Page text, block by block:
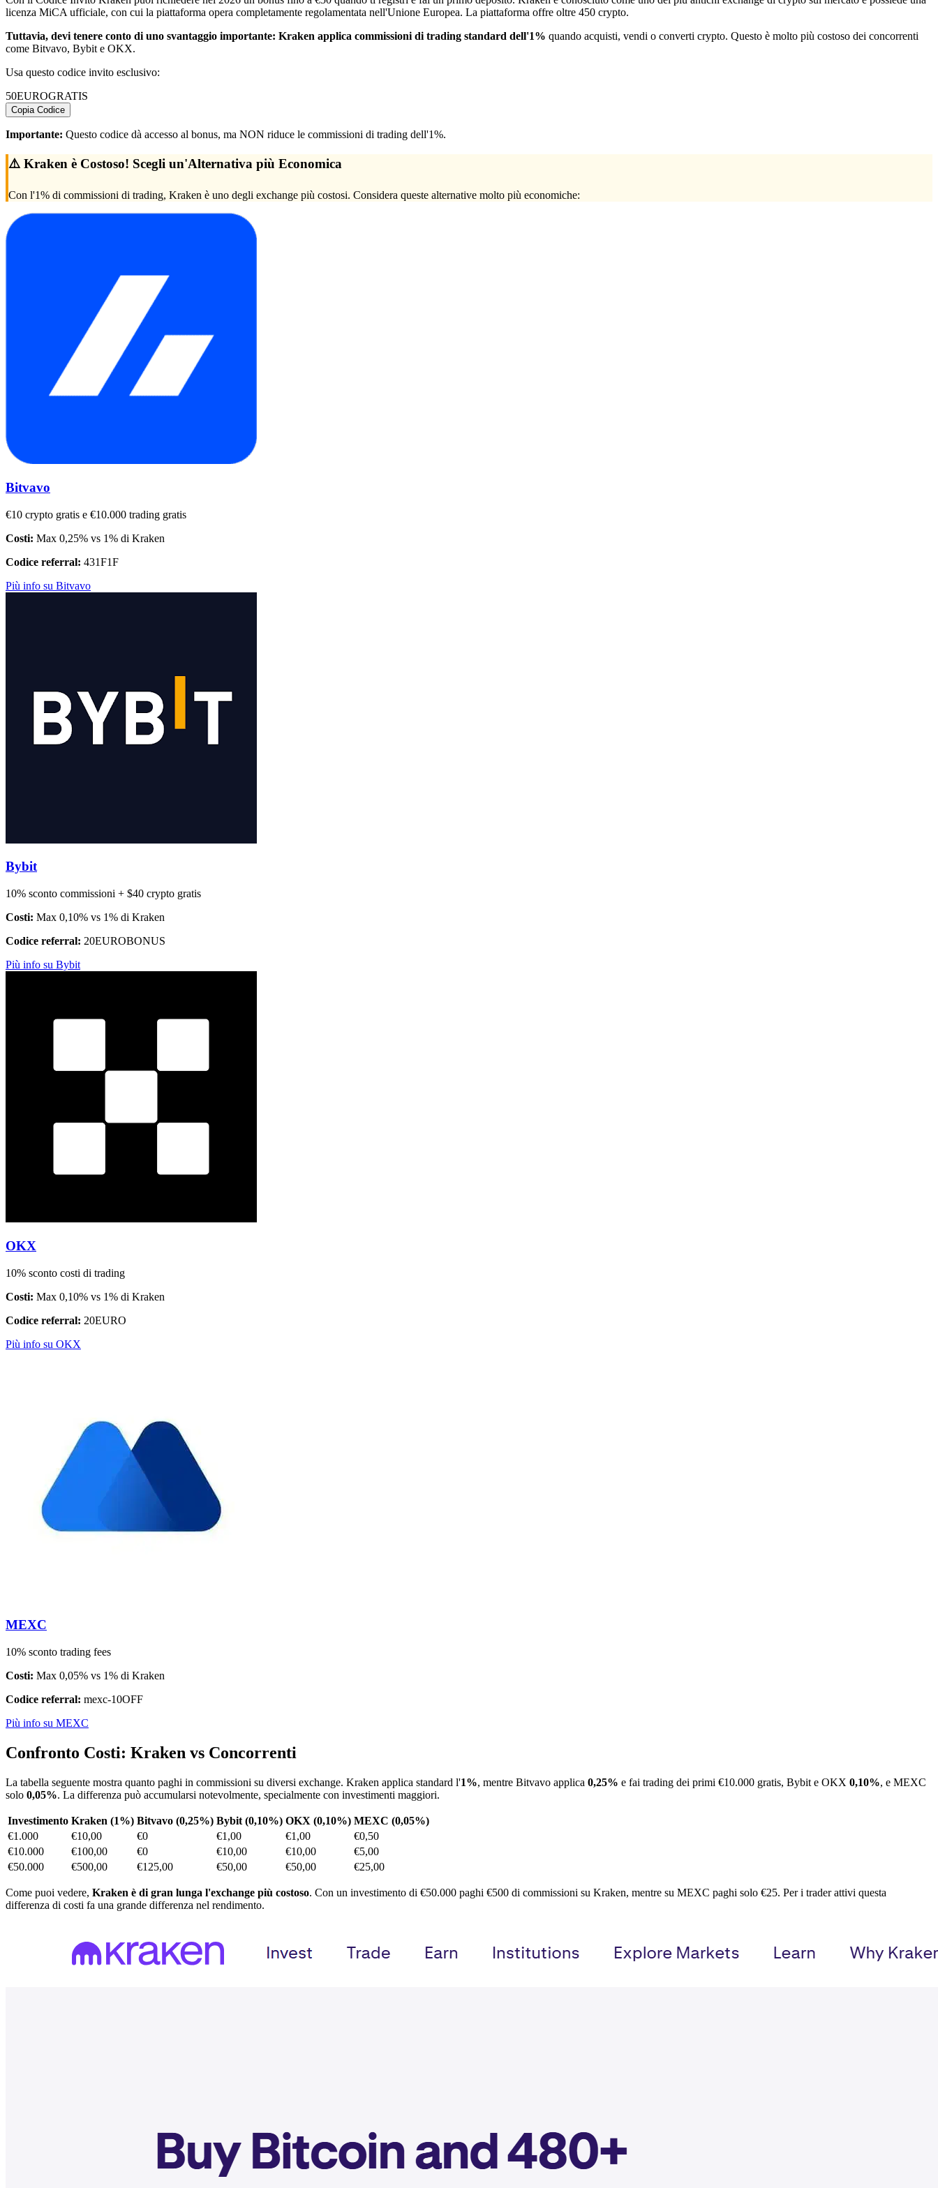
licenza MiCA ufficiale, con cui la piattaforma opera completamente regolamentata nell'Unione Europea. La piattaforma offre oltre 450 crypto.
Tuttavia, devi tenere conto di uno svantaggio importante: Kraken applica commissioni di trading standard dell'1% quando acquisti, vendi o converti crypto. Questo è molto più costoso dei concorrenti
come Bitvavo, Bybit e OKX.
Usa questo codice invito esclusivo:
50EUROGRATIS
Copia Codice
Importante: Questo codice dà accesso al bonus, ma NON riduce le commissioni di trading dell'1%.
⚠️ Kraken è Costoso! Scegli un'Alternativa più Economica
Con l'1% di commissioni di trading, Kraken è uno degli exchange più costosi. Considera queste alternative molto più economiche:
Bitvavo
€10 crypto gratis e €10.000 trading gratis
Costi: Max 0,25% vs 1% di Kraken
Codice referral: 431F1F
Più info su Bitvavo
Bybit
10% sconto commissioni + $40 crypto gratis
Costi: Max 0,10% vs 1% di Kraken
Codice referral: 20EUROBONUS
Più info su Bybit
OKX
10% sconto costi di trading
Costi: Max 0,10% vs 1% di Kraken
Codice referral: 20EURO
Più info su OKX
MEXC
10% sconto trading fees
Costi: Max 0,05% vs 1% di Kraken
Codice referral: mexc-10OFF
Più info su MEXC
Confronto Costi: Kraken vs Concorrenti
La tabella seguente mostra quanto paghi in commissioni su diversi exchange. Kraken applica standard l'1%, mentre Bitvavo applica 0,25% e fai trading dei primi €10.000 gratis, Bybit e OKX 0,10%, e MEXC
solo 0,05%. La differenza può accumularsi notevolmente, specialmente con investimenti maggiori.
Investimento Kraken (1%) Bitvavo (0,25%) Bybit (0,10%) OKX (0,10%) MEXC (0,05%)
€1.000
€10,00 €0 €1,00 €1,00
€0,50
€10.000
€100,00 €0 €10,00 €10,00
€5,00
€50.000
€500,00 €125,00 €50,00 €50,00 €25,00
Come puoi vedere, Kraken è di gran lunga l'exchange più costoso. Con un investimento di €50.000 paghi €500 di commissioni su Kraken, mentre su MEXC paghi solo €25. Per i trader attivi questa
differenza di costi fa una grande differenza nel rendimento.